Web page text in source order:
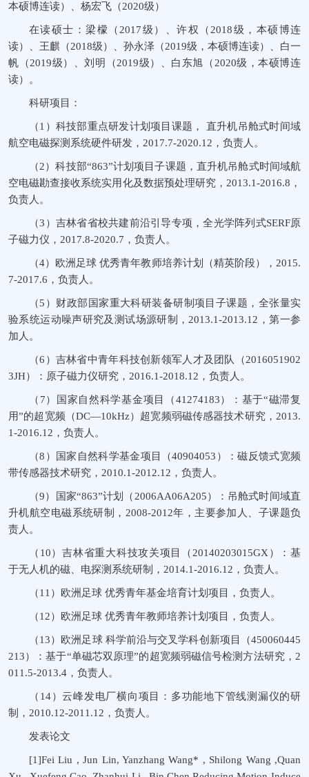
本硕博连读）、杨宏飞（2020级）
在读硕士：梁檬（2017级）、许权（2018级，本硕博连
读）、王麒（2018级）、孙永泽（2019级，本硕博连读）、白一
帆（2019级）、刘明（2019级）、白东旭（2020级，本硕博连
读）。
科研项目：
（1）科技部重点研发计划项目课题， 直升机吊舱式时间域
航空电磁探测系统硬件研发，2017.7-2020.12，负责人。
（2）科技部“863”计划项目子课题，直升机吊舱式时间域航
空电磁勘查接收系统实用化及数据预处理研究，2013.1-2016.8，
负责人。
（3）吉林省省校共建前沿引导专项，全光学阵列式SERF原
子磁力仪，2017.8-2020.7，负责人。
（4）欧洲足球 优秀青年教师培养计划（精英阶段），2015.
7-2017.6，负责人。
（5）财政部国家重大科研装备研制项目子课题，全张量实
验系统运动噪声研究及测试场源研制，2013.1-2013.12，第一参
加人。
（6）吉林省中青年科技创新领军人才及团队（2016051902
3JH）：原子磁力仪研究，2016.1-2018.12，负责人。
（7）国家自然科学基金项目（41274183）：基于“磁滞复
用”的超宽频（DC—10kHz）超宽频弱磁传感器技术研究，2013.
1-2016.12，负责人。
（8）国家自然科学基金项目（40904053）：磁反馈式宽频
带传感器技术研究，2010.1-2012.12，负责人。
（9）国家“863”计划（2006AA06A205）：吊舱式时间域直
升机航空电磁系统研制，2008-2012年，主要参加人、子课题负
责人。
（10）吉林省重大科技攻关项目（20140203015GX）：基
于无人机的磁、电探测系统研制，2014.1-2016.12，负责人。
（11）欧洲足球 优秀青年基金培育计划项目，负责人。
（12）欧洲足球 优秀青年教师培养计划项目，负责人。
（13）欧洲足球 科学前沿与交叉学科创新项目（450060445
213）：基于“单磁芯双原理”的超宽频弱磁信号检测方法研究，2
011.5-2013.4，负责人。
（14）云峰发电厂横向项目：多功能地下管线测漏仪的研
制，2010.12-2011.12，负责人。
发表论文
[1]Fei Liu , Jun Lin, Yanzhang Wang* , Shilong Wang ,Quan